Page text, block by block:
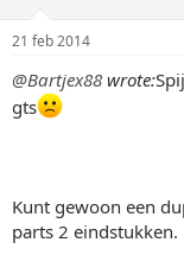
21 feb 2014
@Bartjex88 wrote:
gts
Kunt gewoon een
parts 2 eindstukken.